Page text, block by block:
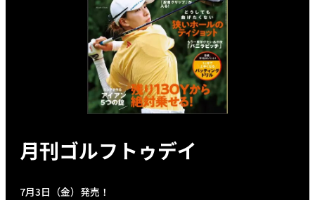
月刊ゴルフトゥデイ
7月3日（金）発売！